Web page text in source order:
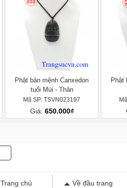
Phật bản mệnh Canxedon
tuổi Mùi - Thân
Mã SP: TSVN023197
Giá: 650.000₫
Phật
Trang chủ Về đầu trang